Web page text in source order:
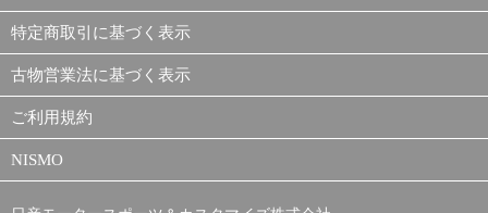
特定商取引に基づく表示
古物営業法に基づく表示
ご利用規約
NISMO